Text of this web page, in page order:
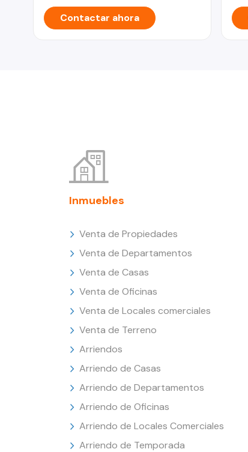
Contactar ahora
Inmuebles
Venta de Propiedades
Venta de Departamentos
Venta de Casas
Venta de Oficinas
Venta de Locales comerciales
Venta de Terreno
Arriendos
Arriendo de Casas
Arriendo de Departamentos
Arriendo de Oficinas
Arriendo de Locales Comerciales
Arriendo de Temporada